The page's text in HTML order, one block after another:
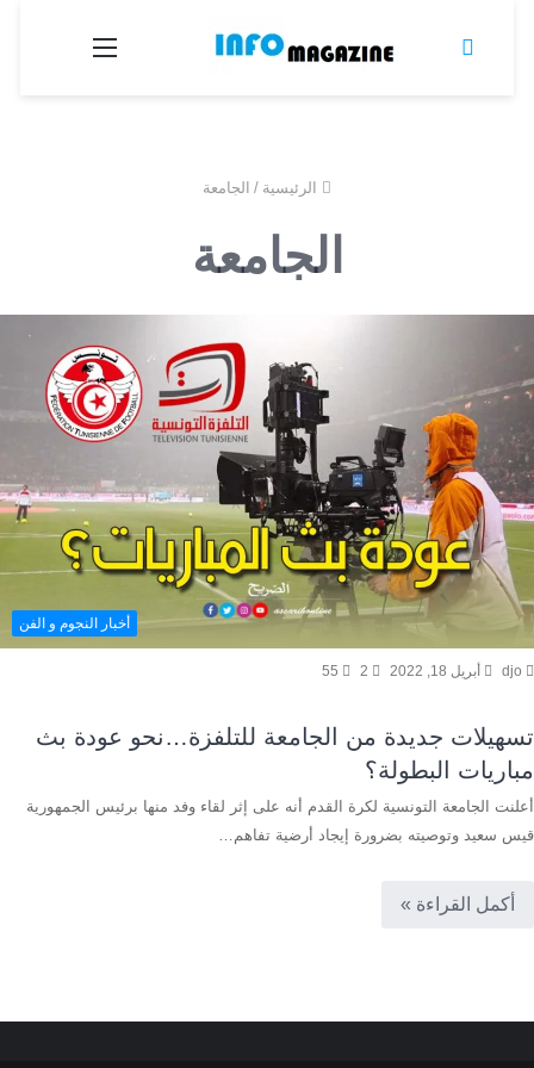
الرئيسية / الجامعة
الجامعة
أخبار النجوم و الفن
djo أبريل 18, 2022 2
55
تسهيلات جديدة من الجامعة للتلفزة…نحو عودة بث
مباريات البطولة؟
أعلنت الجامعة التونسية لكرة القدم أنه على إثر لقاء وفد منها برئيس الجمهورية
قيس سعيد وتوصيته بضرورة إيجاد أرضية تفاهم…
أكمل القراءة »